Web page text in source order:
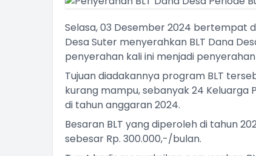
Selasa, 03 Desember 2024 bertempat
Desa Suter menyerahkan BLT Dana
penyerahan kali ini menjadi
Tujuan diadakannya program BLT
kurang mampu, sebanyak 24 Keluarga
di tahun anggaran 2024.
Besaran BLT yang diperoleh di tahun
sebesar Rp. 300.000,-/bulan.